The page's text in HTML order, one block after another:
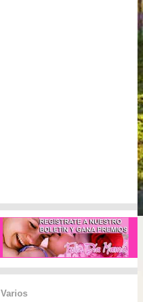
Varios